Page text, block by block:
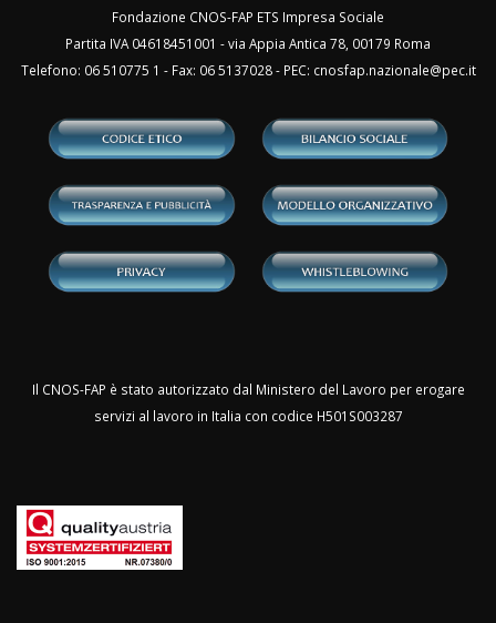
Fondazione CNOS-FAP ETS Impresa Sociale
Partita IVA 04618451001 - via Appia Antica 78, 00179 Roma
Telefono: 06 510775 1 - Fax: 06 5137028 - PEC: cnosfap.nazionale@pec.it
Il CNOS-FAP è stato autorizzato dal Ministero del Lavoro per erogare
servizi al lavoro in Italia con codice H501S003287